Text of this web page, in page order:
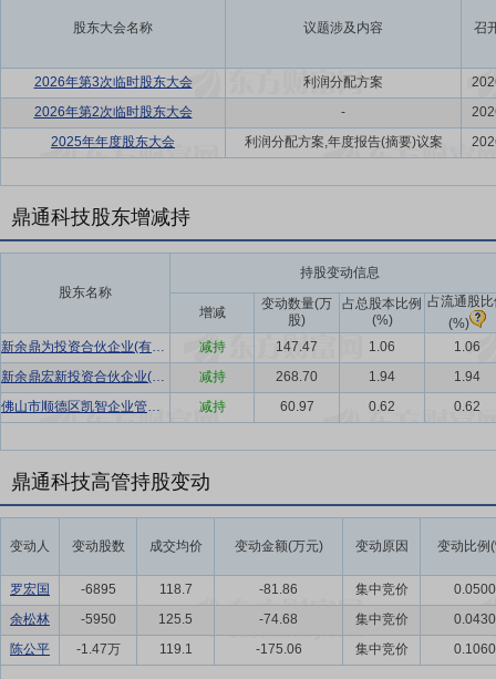
股东大会名称 议题涉及内容 召
2026年第3次临时股东大会 利润分配方案
2026年第2次临时股东大会
-
2025年年度股东大会
利润分配方案,年度报告(摘要)议案
鼎通科技股东增减持
股东名称
持股变动信息
增减
变动数量(万
股)
占总股本比例
(%)
占流通股
(%)
新余鼎为投资合伙企业(有限合伙)
减持 147.47 1.06
1.06
新余鼎宏新投资合伙企业(有限合伙)
减持 268.70 1.94
1.94
佛山市顺德区凯智企业管理咨询合伙企业(有限合伙)
减持 60.97 0.62 0.62
鼎通科技高管持股变动
变动人 变动股数 成交均价 变动金额(万元) 变动原因 变动比
罗宏国 -6895 118.7 -81.86 集中竞价
0.0500
余松林
-5950 125.5 -74.68 集中竞价
0.0430
陈公平
-1.47万 119.1 -175.06 集中竞价 0.1060